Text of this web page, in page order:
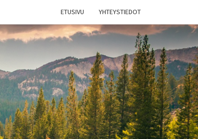
ETUSIVU YHTEYSTIEDOT